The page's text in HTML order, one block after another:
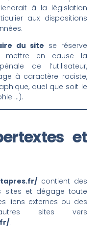
à la législation
aux dispositions
du site se réserve
mettre en cause la
de l’utilisateur,
à caractère raciste,
quel que soit le
…).
et
contient des
sites et dégage toute
liens externes ou des
sites vers
.